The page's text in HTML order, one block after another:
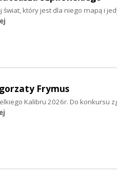
świat, który jest dla niego mapą i
Frymus
Kalibru 2026r. Do konkursu